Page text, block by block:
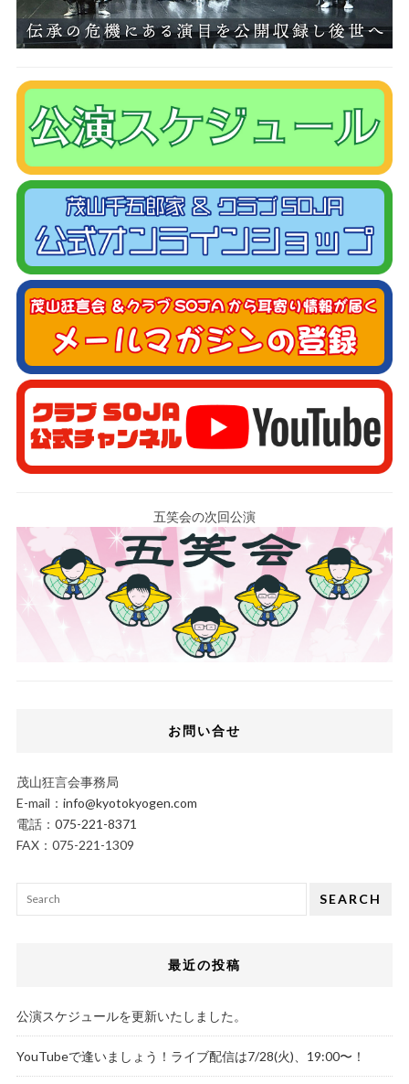
五笑会の次回公演
お問い合せ
茂山狂言会事務局
E-mail： info@kyotokyogen.com
電話： 075-221-8371
FAX：075-221-1309
SEARCH
最近の投稿
公演スケジュールを更新いたしました。
YouTubeで逢いましょう！ライブ配信は7/28(火)、19:00〜！